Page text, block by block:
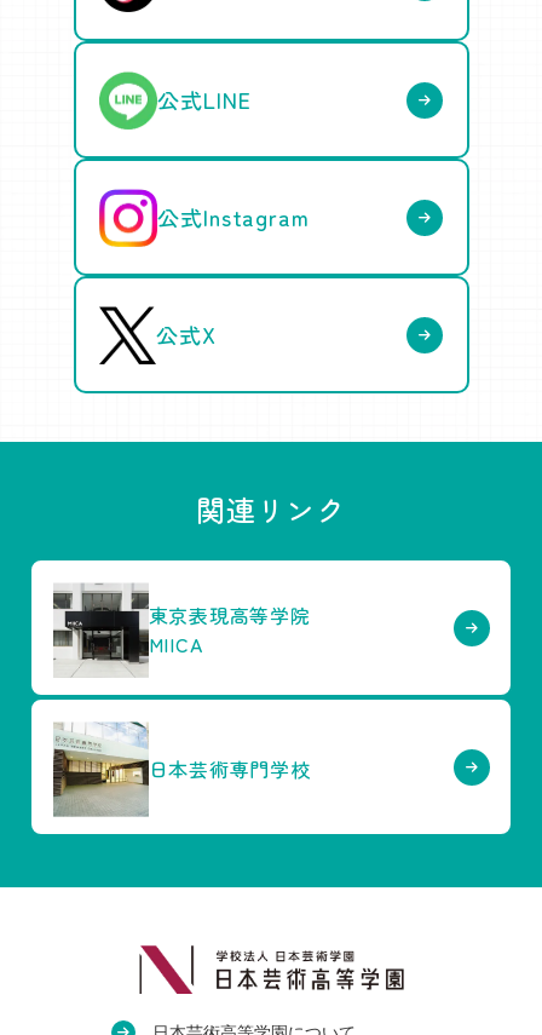
公式LINE
公式Instagram
公式X
関連リンク
東京表現高等学院
MIICA
日本芸術専門学校